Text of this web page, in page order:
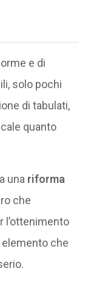
e di
solo pochi
di tabulati,
quanto
una riforma
che
l’ottenimento
che